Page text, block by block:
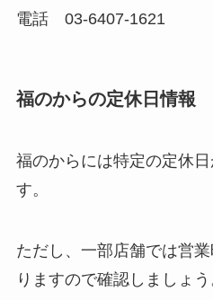
電話 03-6407-1621
福のからの定休日情報
福のからには特定の定休
す。
ただし、一部店舗では営
りますので確認しましょう